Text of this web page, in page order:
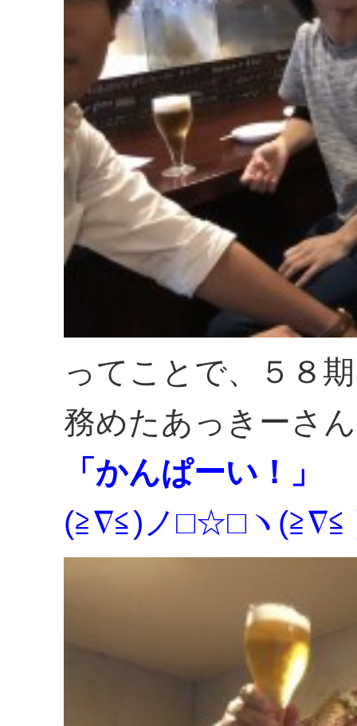
ってことで、５８
務めたあっきーさ
「かんぱーい！」
(≧∇≦)ノ□☆□ヽ(≧∇≦